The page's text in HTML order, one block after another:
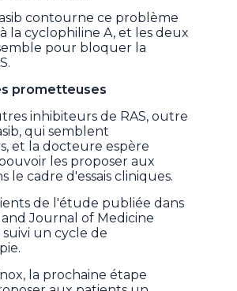
contourne ce problème
la cyclophiline A, et les deux
pour bloquer la
prometteuses
inhibiteurs de RAS, outre
qui semblent
et la docteure espère
les proposer aux
le cadre d'essais cliniques.
de l'étude publiée dans
Journal of Medicine
un cycle de
la prochaine étape